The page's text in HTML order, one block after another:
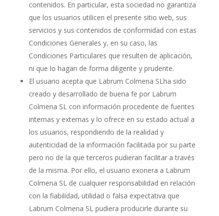
contenidos. En particular, esta sociedad no garantiza
que los usuarios utilicen el presente sitio web, sus
servicios y sus contenidos de conformidad con estas
Condiciones Generales y, en su caso, las
Condiciones Particulares que resulten de aplicación,
ni que lo hagan de forma diligente y prudente.
El usuario acepta que Labrum Colmena SLha sido
creado y desarrollado de buena fe por Labrum
Colmena SL con información procedente de fuentes
internas y externas y lo ofrece en su estado actual a
los usuarios, respondiendo de la realidad y
autenticidad de la información facilitada por su parte
pero no de la que terceros pudieran facilitar a través
de la misma. Por ello, el usuario exonera a Labrum
Colmena SL de cualquier responsabilidad en relación
con la fiabilidad, utilidad o falsa expectativa que
Labrum Colmena SL pudiera producirle durante su